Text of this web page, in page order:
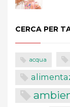
CERCA PER
acqua